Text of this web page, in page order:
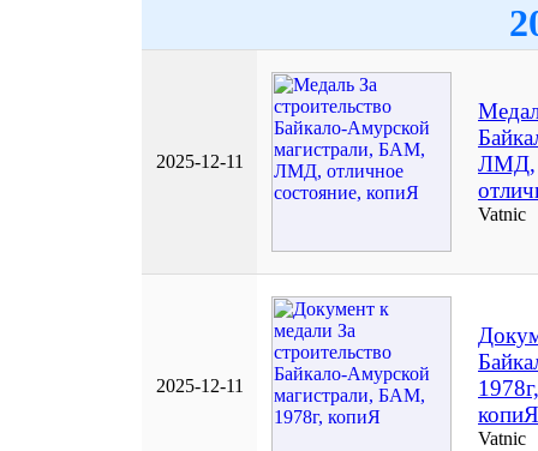
2025-12-11
ЛМД,
Vatnic
2025-12-11
1978г,
копиЯ
Vatnic